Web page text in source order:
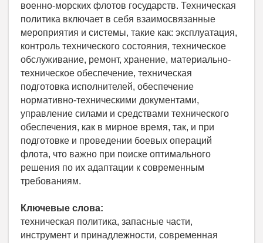
военно-морских флотов государств. Техническая
политика включает в себя взаимосвязанные
мероприятия и системы, такие как: эксплуатация,
контроль технического состояния, техническое
обслуживание, ремонт, хранение, материально-
техническое обеспечение, техническая
подготовка исполнителей, обеспечение
нормативно-техническими документами,
управление силами и средствами технического
обеспечения, как в мирное время, так, и при
подготовке и проведении боевых операций
флота, что важно при поиске оптимального
решения по их адаптации к современным
требованиям.
Ключевые слова:
техническая политика, запасные части,
инструмент и принадлежности, современная